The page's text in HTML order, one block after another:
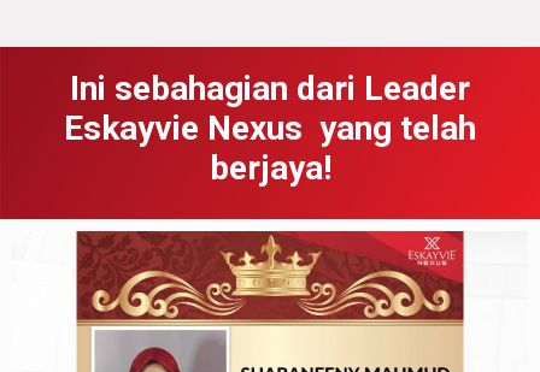
Ini sebahagian dari Leader
Eskayvie Nexus yang telah
berjaya!